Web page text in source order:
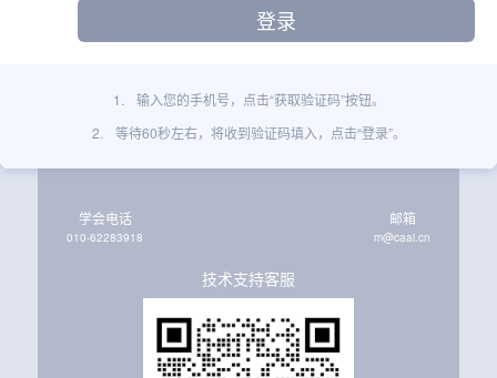
1.
输入您的手机号，点击“获取验证码”按钮。
2.
等待60秒左右，将收到验证码填入，点击“登录”。
学会电话
010-62283918
邮箱
m@caai.cn
技术支持客服